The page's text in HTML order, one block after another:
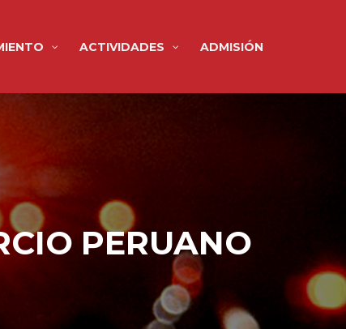
ACTIVIDADES ADMISIÓN
PERUANO